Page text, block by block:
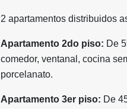
2 apartamentos distribuidos
Apartamento 2do piso: De
comedor, ventanal, cocina
porcelanato.
Apartamento 3er piso: De